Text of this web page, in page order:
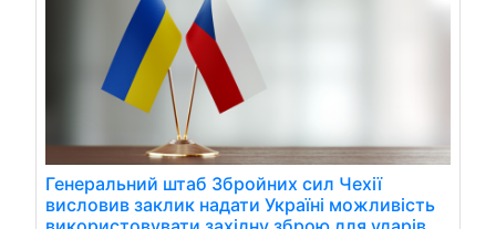
Генеральний штаб Збройних сил Чехії
висловив заклик надати Україні можливість